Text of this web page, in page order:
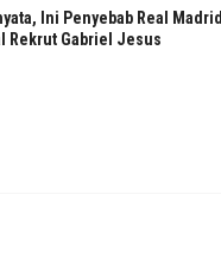
Ini Penyebab Real Madrid
Rekrut Gabriel Jesus